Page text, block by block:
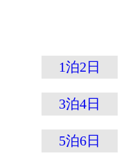
1泊2日
3泊4日
5泊6日